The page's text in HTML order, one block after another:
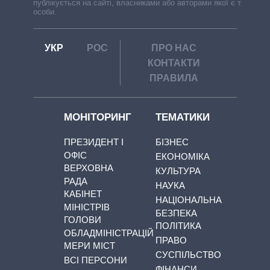
публікується на сайті, власниками або авторами якої є треті
особи.
УКР РОС
ПРО НАС
КОНТАКТИ
ПРАВИЛА
МОНІТОРИНГ
ПРЕЗИДЕНТ І
ОФІС
ВЕРХОВНА
РАДА
КАБІНЕТ
МІНІСТРІВ
ГОЛОВИ
ОБЛАДМІНІСТРАЦІЙ
МЕРИ МІСТ
ВСІ ПЕРСОНИ
ТЕМАТИКИ
БІЗНЕС
ЕКОНОМІКА
КУЛЬТУРА
НАУКА
НАЦІОНАЛЬНА
БЕЗПЕКА
ПОЛІТИКА
ПРАВО
СУСПІЛЬСТВО